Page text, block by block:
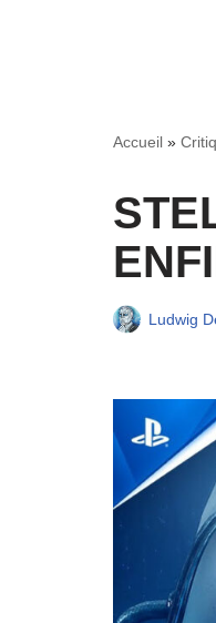
Accueil »
Ludwig